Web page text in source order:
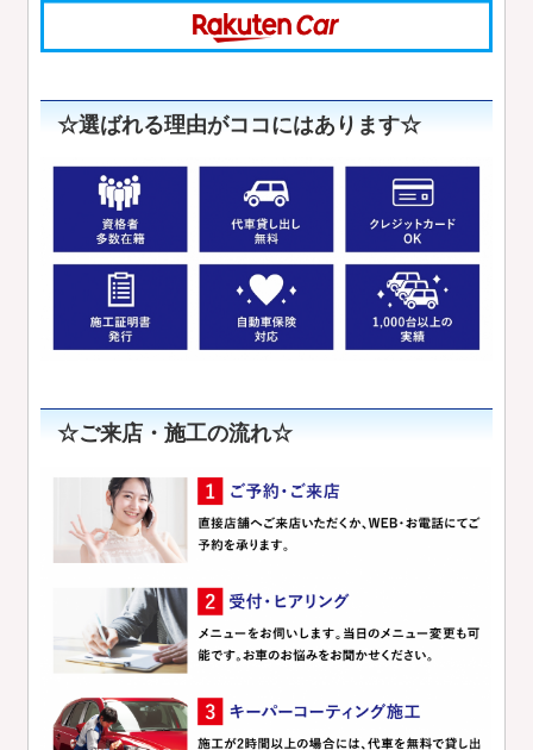
☆選ばれる理由がココにはあります☆
☆ご来店・施工の流れ☆